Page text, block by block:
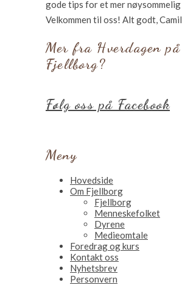
gode tips for et mer nøysommelig
Velkommen til oss! Alt godt,
Mer fra Hverdagen på
Fjellborg?
Følg oss på Facebook
Meny
Hovedside
Om Fjellborg
Fjellborg
Menneskefolket
Dyrene
Medieomtale
Foredrag og kurs
Kontakt oss
Nyhetsbrev
Personvern